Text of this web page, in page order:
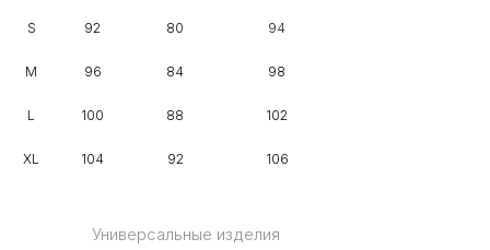
106
92
104
XL
102
88
100
L
98
84
96
M
94
80
92
S
Универсальные изделия